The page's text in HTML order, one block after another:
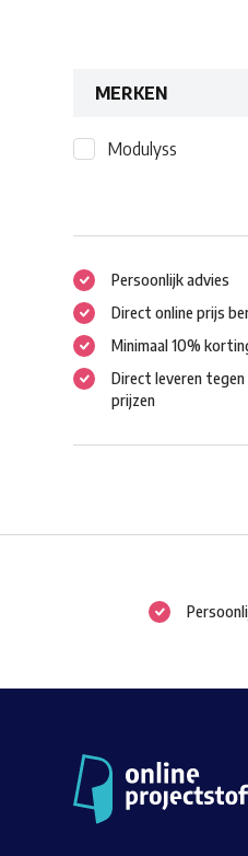
MERKEN
Modulyss
Persoonlijk advies
Direct online prijs
Minimaal 10%
Direct leveren tegen
prijzen